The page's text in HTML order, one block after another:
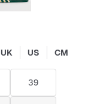
UK US CM
39